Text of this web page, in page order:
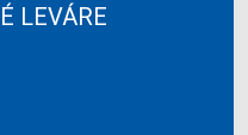
LEVÁRE